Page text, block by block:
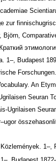
zur
Björn,
1–, Budapest
An
Seuran
Ugrilaisen
1–,